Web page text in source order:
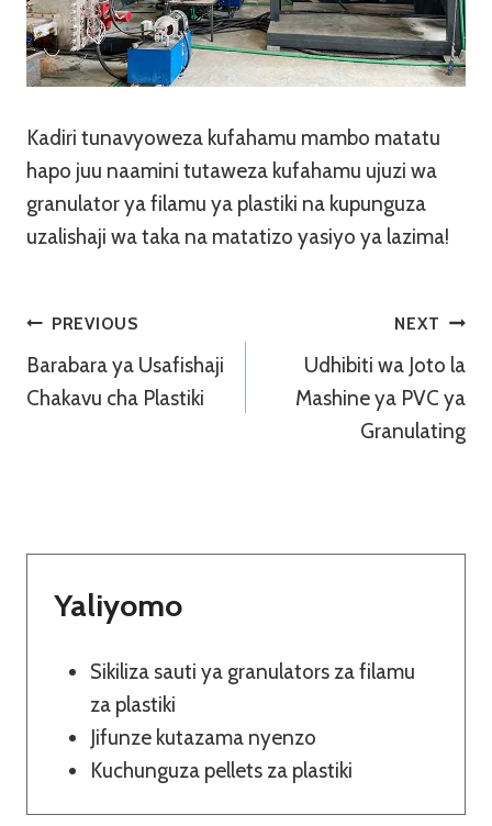
Kadiri tunavyoweza kufahamu mambo matatu
hapo juu naamini tutaweza kufahamu ujuzi wa
granulator ya filamu ya plastiki na kupunguza
uzalishaji wa taka na matatizo yasiyo ya lazima!
Urambazaji
Wa
PREVIOUS
Barabara ya Usafishaji
Chakavu cha Plastiki
NEXT
Udhibiti wa Joto la
Mashine ya PVC ya
Granulating
Yaliyomo
Sikiliza sauti ya granulators za filamu
za plastiki
Jifunze kutazama nyenzo
Kuchunguza pellets za plastiki